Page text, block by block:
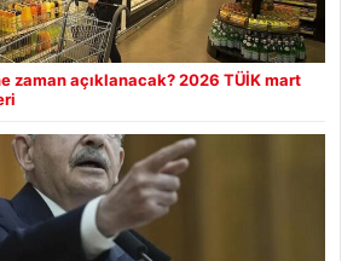
zaman açıklanacak? 2026 TÜİK mart